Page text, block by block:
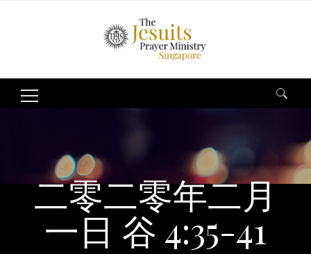
Search
二零二零年二月
一日 谷 4:35-41